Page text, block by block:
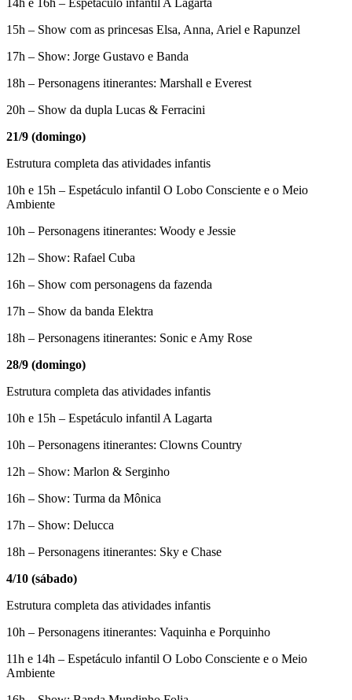
15h – Show com as princesas Elsa, Anna, Ariel e Rapunzel
17h – Show: Jorge Gustavo e Banda
18h – Personagens itinerantes: Marshall e Everest
20h – Show da dupla Lucas & Ferracini
21/9 (domingo)
Estrutura completa das atividades infantis
10h e 15h – Espetáculo infantil O Lobo Consciente e o Meio
Ambiente
10h – Personagens itinerantes: Woody e Jessie
12h – Show: Rafael Cuba
16h – Show com personagens da fazenda
17h – Show da banda Elektra
18h – Personagens itinerantes: Sonic e Amy Rose
28/9 (domingo)
Estrutura completa das atividades infantis
10h e 15h – Espetáculo infantil A Lagarta
10h – Personagens itinerantes: Clowns Country
12h – Show: Marlon & Serginho
16h – Show: Turma da Mônica
17h – Show: Delucca
18h – Personagens itinerantes: Sky e Chase
4/10 (sábado)
Estrutura completa das atividades infantis
10h – Personagens itinerantes: Vaquinha e Porquinho
11h e 14h – Espetáculo infantil O Lobo Consciente e o Meio
Ambiente